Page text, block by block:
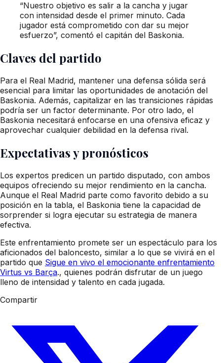
“Nuestro objetivo es salir a la cancha y jugar
con intensidad desde el primer minuto. Cada
jugador está comprometido con dar su mejor
esfuerzo”, comentó el capitán del Baskonia.
Claves del partido
Para el Real Madrid, mantener una defensa sólida será
esencial para limitar las oportunidades de anotación del
Baskonia. Además, capitalizar en las transiciones rápidas
podría ser un factor determinante. Por otro lado, el
Baskonia necesitará enfocarse en una ofensiva eficaz y
aprovechar cualquier debilidad en la defensa rival.
Expectativas y pronósticos
Los expertos predicen un partido disputado, con ambos
equipos ofreciendo su mejor rendimiento en la cancha.
Aunque el Real Madrid parte como favorito debido a su
posición en la tabla, el Baskonia tiene la capacidad de
sorprender si logra ejecutar su estrategia de manera
efectiva.
Este enfrentamiento promete ser un espectáculo para los
aficionados del baloncesto, similar a lo que se vivirá en el
partido que Sigue en vivo el emocionante enfrentamiento
Virtus vs Barça., quienes podrán disfrutar de un juego
lleno de intensidad y talento en cada jugada.
Compartir